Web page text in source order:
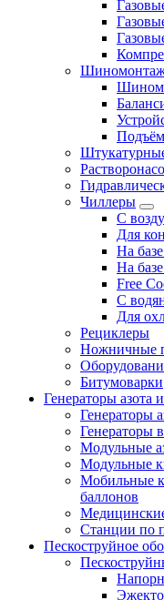
Чиллеры
С
Для
На
На
Free
С
Для
Рециклеры
Ножничные
Битумоварки
Генераторы азота
Генераторы
Генераторы
Модульные
Модульные
Мобильные
баллонов
Станции по
Пескоструйное